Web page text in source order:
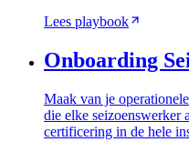
Lees playbook
Onboarding
Maak van je
die elke seizoenswerker
certificering in de hele